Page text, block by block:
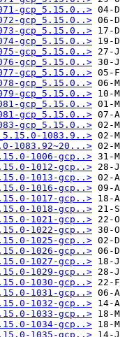
gcp_5.15.0..>
gcp_5.15.0..>
gcp_5.15.0..>
gcp_5.15.0..>
gcp_5.15.0..>
gcp_5.15.0..>
gcp_5.15.0..>
gcp_5.15.0..>
gcp_5.15.0..>
gcp_5.15.0..>
gcp_5.15.0..>
gcp_5.15.0..>
1083.9..>
1083.92~20...>
1006-gcp..>
1012-gcp..>
1013-gcp..>
1016-gcp..>
1017-gcp..>
1018-gcp..>
1021-gcp..>
1022-gcp..>
1025-gcp..>
1026-gcp..>
1027-gcp..>
1029-gcp..>
1030-gcp..>
1031-gcp..>
1032-gcp..>
1033-gcp..>
1034-gcp..>
1035-gcp..>